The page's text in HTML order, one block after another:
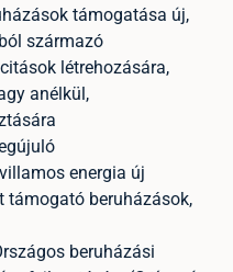
támogatása új,
származó
létrehozására,
anélkül,
energia új
beruházások,
beruházási